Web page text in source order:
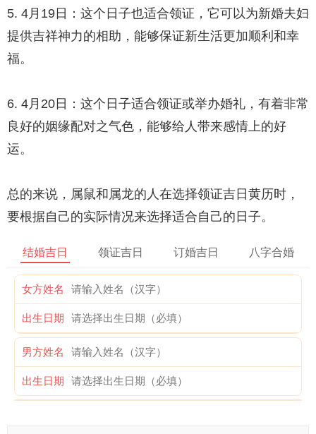
5. 4月19日：这个日子也适合领证，它可以为新婚夫妇
提供吉祥神力的相助，能够保证新生活更加顺利和幸
福。
6. 4月20日：这个日子适合领证或举办婚礼，有着非常
良好的姻缘配对之气色，能够给人带来感情上的好
运。
总的来说，属鼠和属龙的人在选择领证吉日黄历时，
要根据自己的实际情况来选择适合自己的日子。
结婚吉日 领证吉日 订婚吉日 八字合婚
女方姓名
出生日期
男方姓名
出生日期